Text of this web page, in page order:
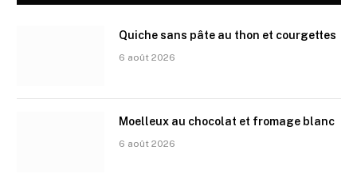
Quiche sans pâte au thon et courgettes
6 août 2026
Moelleux au chocolat et fromage blanc
6 août 2026